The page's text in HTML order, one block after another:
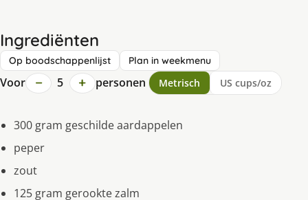
Ingrediënten
Op boodschappenlijst Plan in weekmenu
Voor − 5 + personen Metrisch US cups/oz
300 gram geschilde aardappelen
peper
zout
125 gram gerookte zalm